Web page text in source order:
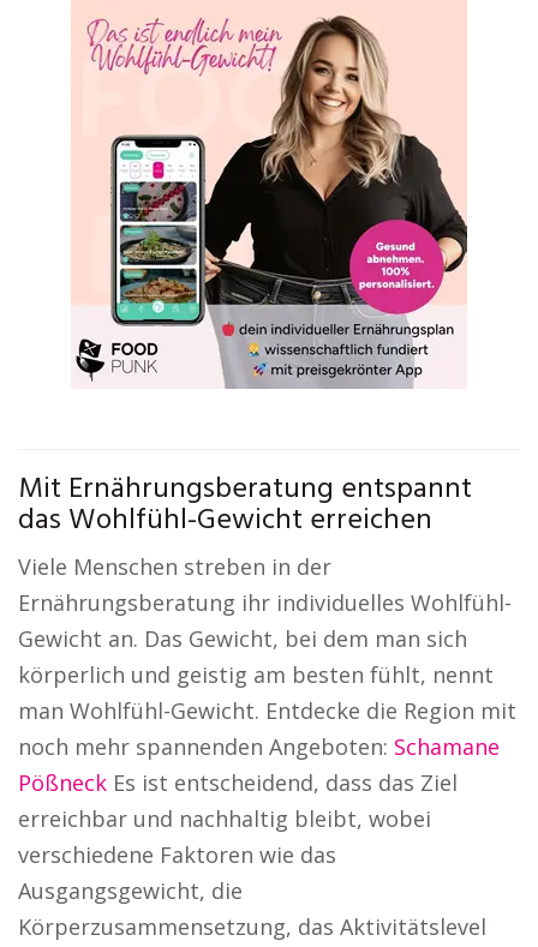
Mit Ernährungsberatung entspannt
das Wohlfühl-Gewicht erreichen
Viele Menschen streben in der
Ernährungsberatung ihr individuelles Wohlfühl-
Gewicht an. Das Gewicht, bei dem man sich
körperlich und geistig am besten fühlt, nennt
man Wohlfühl-Gewicht. Entdecke die Region mit
noch mehr spannenden Angeboten: Schamane
Pößneck Es ist entscheidend, dass das Ziel
erreichbar und nachhaltig bleibt, wobei
verschiedene Faktoren wie das
Ausgangsgewicht, die
Körperzusammensetzung, das Aktivitätslevel